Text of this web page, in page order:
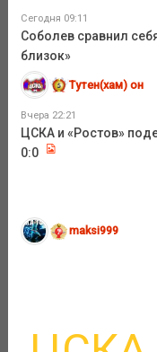
Сегодня 09:11
Соболев сравнил
близок»
Тутен(хам) он
Вчера 22:21
ЦСКА и «Ростов»
0:0
maksi999